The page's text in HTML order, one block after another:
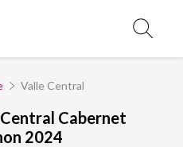
Valle Central
Central Cabernet
2024